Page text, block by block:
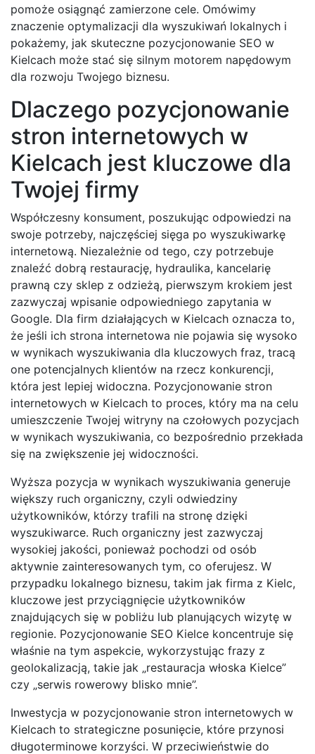
pomoże osiągnąć zamierzone cele. Omówimy
znaczenie optymalizacji dla wyszukiwań lokalnych i
pokażemy, jak skuteczne pozycjonowanie SEO w
Kielcach może stać się silnym motorem napędowym
dla rozwoju Twojego biznesu.
Dlaczego pozycjonowanie
stron internetowych w
Kielcach jest kluczowe dla
Twojej firmy
Współczesny konsument, poszukując odpowiedzi na
swoje potrzeby, najczęściej sięga po wyszukiwarkę
internetową. Niezależnie od tego, czy potrzebuje
znaleźć dobrą restaurację, hydraulika, kancelarię
prawną czy sklep z odzieżą, pierwszym krokiem jest
zazwyczaj wpisanie odpowiedniego zapytania w
Google. Dla firm działających w Kielcach oznacza to,
że jeśli ich strona internetowa nie pojawia się wysoko
w wynikach wyszukiwania dla kluczowych fraz, tracą
one potencjalnych klientów na rzecz konkurencji,
która jest lepiej widoczna. Pozycjonowanie stron
internetowych w Kielcach to proces, który ma na celu
umieszczenie Twojej witryny na czołowych pozycjach
w wynikach wyszukiwania, co bezpośrednio przekłada
się na zwiększenie jej widoczności.
Wyższa pozycja w wynikach wyszukiwania generuje
większy ruch organiczny, czyli odwiedziny
użytkowników, którzy trafili na stronę dzięki
wyszukiwarce. Ruch organiczny jest zazwyczaj
wysokiej jakości, ponieważ pochodzi od osób
aktywnie zainteresowanych tym, co oferujesz. W
przypadku lokalnego biznesu, takim jak firma z Kielc,
kluczowe jest przyciągnięcie użytkowników
znajdujących się w pobliżu lub planujących wizytę w
regionie. Pozycjonowanie SEO Kielce koncentruje się
właśnie na tym aspekcie, wykorzystując frazy z
geolokalizacją, takie jak „restauracja włoska Kielce”
czy „serwis rowerowy blisko mnie”.
Inwestycja w pozycjonowanie stron internetowych w
Kielcach to strategiczne posunięcie, które przynosi
długoterminowe korzyści. W przeciwieństwie do